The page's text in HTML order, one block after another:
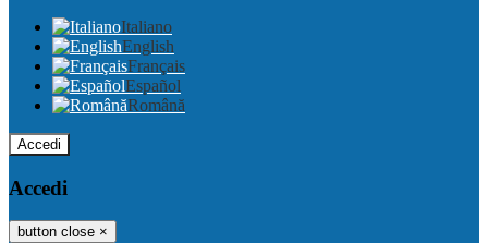
Italiano
English
Français
Español
Română
Accedi
Accedi
button close ×